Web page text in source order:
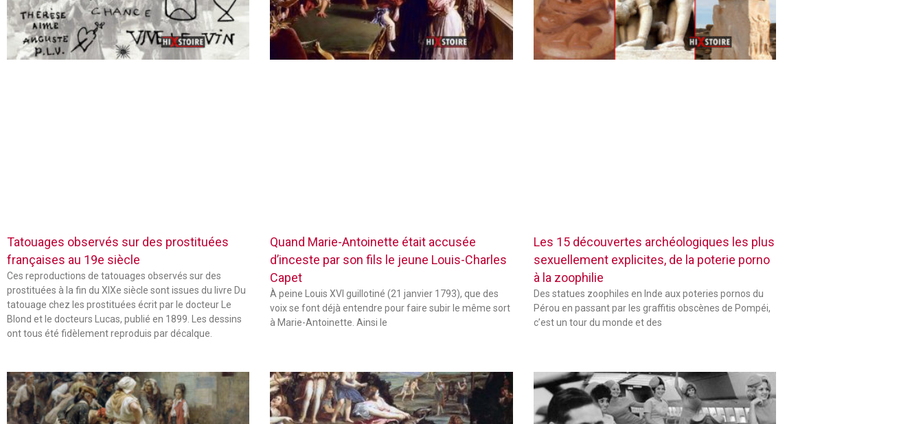
Tatouages observés sur des prostituées
françaises au 19e siècle
Ces reproductions de tatouages observés sur des
prostituées à la fin du XIXe siècle sont issues du livre Du
tatouage chez les prostituées écrit par le docteur Le
Blond et le docteurs Lucas, publié en 1899. Les dessins
ont tous été fidèlement reproduis par décalque.
Quand Marie-Antoinette était accusée
d’inceste par son fils le jeune Louis-Charles
Capet
À peine Louis XVI guillotiné (21 janvier 1793), que des
voix se font déjà entendre pour faire subir le même sort
à Marie-Antoinette. Ainsi le
Les 15 découvertes archéologiques les plus
sexuellement explicites, de la poterie porno
à la zoophilie
Des statues zoophiles en Inde aux poteries pornos du
Pérou en passant par les graffitis obscènes de Pompéi,
c’est un tour du monde et des